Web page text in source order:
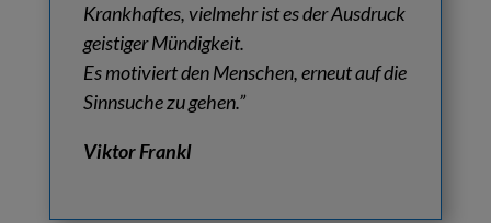
Krankhaftes, vielmehr ist es der Ausdruck
geistiger Mündigkeit.
Es motiviert den Menschen, erneut auf die
Sinnsuche zu gehen.”
Viktor Frankl